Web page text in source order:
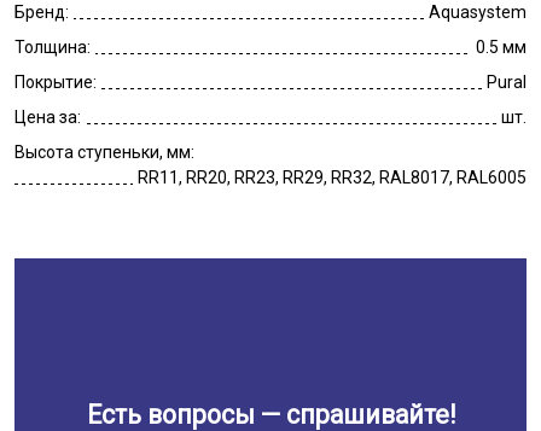
Бренд:
Aquasystem
Толщина:
0.5 мм
Покрытие:
Pural
Цена за:
шт.
Высота ступеньки, мм:
RR11, RR20, RR23, RR29, RR32, RAL8017, RAL6005
Есть вопросы — спрашивайте!